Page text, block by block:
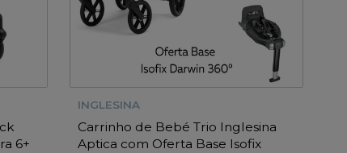
6+
INGLESINA
Carrinho de Bebé Trio Inglesina
Aptica com Oferta Base Isofix